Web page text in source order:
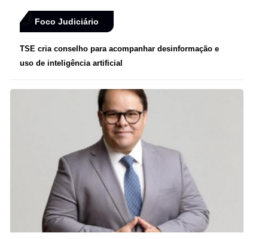
Foco Judiciário
TSE cria conselho para acompanhar desinformação e
uso de inteligência artificial